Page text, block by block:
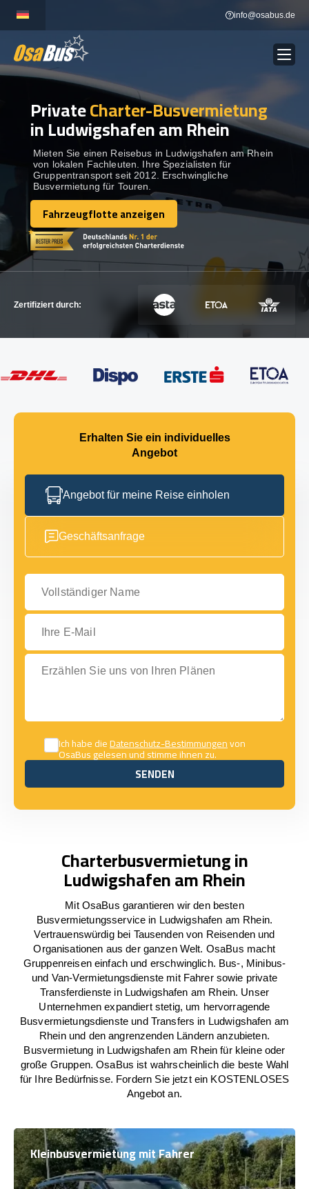
content
info@osabus.de
BUSVERMIETUNG Show dropdown
REISEZIELE Show dropdown
FLOTTE
KONTAKTIEREN SIE UNS
KONTAKTIEREN SIE UNS
PrivateCharter-Busvermietung
in Ludwigshafen am Rhein
Mieten Sie einen Reisebus in Ludwigshafen am Rhein
von lokalen Fachleuten. Ihre Spezialisten für
Gruppentransport seit 2012. Erschwingliche
Busvermietung für Touren.
Fahrzeugflotte anzeigen
Fahrzeugflotte anzeigen
Zertifiziert durch:
Erhalten Sie ein individuelles
Angebot
Angebot für meine Reise einholen
Geschäftsanfrage
Vollständiger Name
Ihre E-Mail
Erzählen Sie uns von Ihren Plänen
Ich habe dieDatenschutz-Bestimmungenvon
OsaBus gelesen und stimme ihnen zu.
SENDEN
SENDEN
Charterbusvermietung in
Ludwigshafen am Rhein
Mit OsaBus garantieren wir den besten
Busvermietungsservice in Ludwigshafen am Rhein.
Vertrauenswürdig bei Tausenden von Reisenden und
Organisationen aus der ganzen Welt. OsaBus macht
Gruppenreisen einfach und erschwinglich. Bus-, Minibus-
und Van-Vermietungsdienste mit Fahrer sowie private
Transferdienste in Ludwigshafen am Rhein. Unser
Unternehmen expandiert stetig, um hervorragende
Busvermietungsdienste und Transfers in Ludwigshafen am
Rhein und den angrenzenden Ländern anzubieten.
Busvermietung in Ludwigshafen am Rhein für kleine oder
große Gruppen. OsaBus ist wahrscheinlich die beste Wahl
für Ihre Bedürfnisse. Fordern Sie jetzt ein KOSTENLOSES
Angebot an.
Kleinbusvermietung mit Fahrer